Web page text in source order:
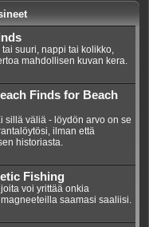
suuri, nappi tai kolikko,
mahdollisen kuvan kera.
Finds for Beach
sillä väliä - löydön arvo on se
ilman että
historiasta.
Fishing
voi yrittää onkia
saamasi saaliisi.